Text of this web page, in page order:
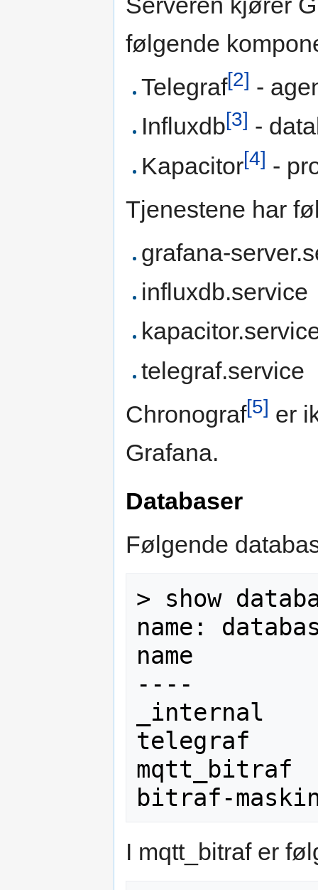
følgende
Telegraf[2] -
Influxdb[3] -
Kapacitor[4] -
Tjenestene har
grafana-
influxdb.service
telegraf.service
Chronograf[5] er
Grafana.
Databaser
Følgende
> show
name:
name
----
_internal
telegraf
mqtt_bitraf
I mqtt_bitraf er